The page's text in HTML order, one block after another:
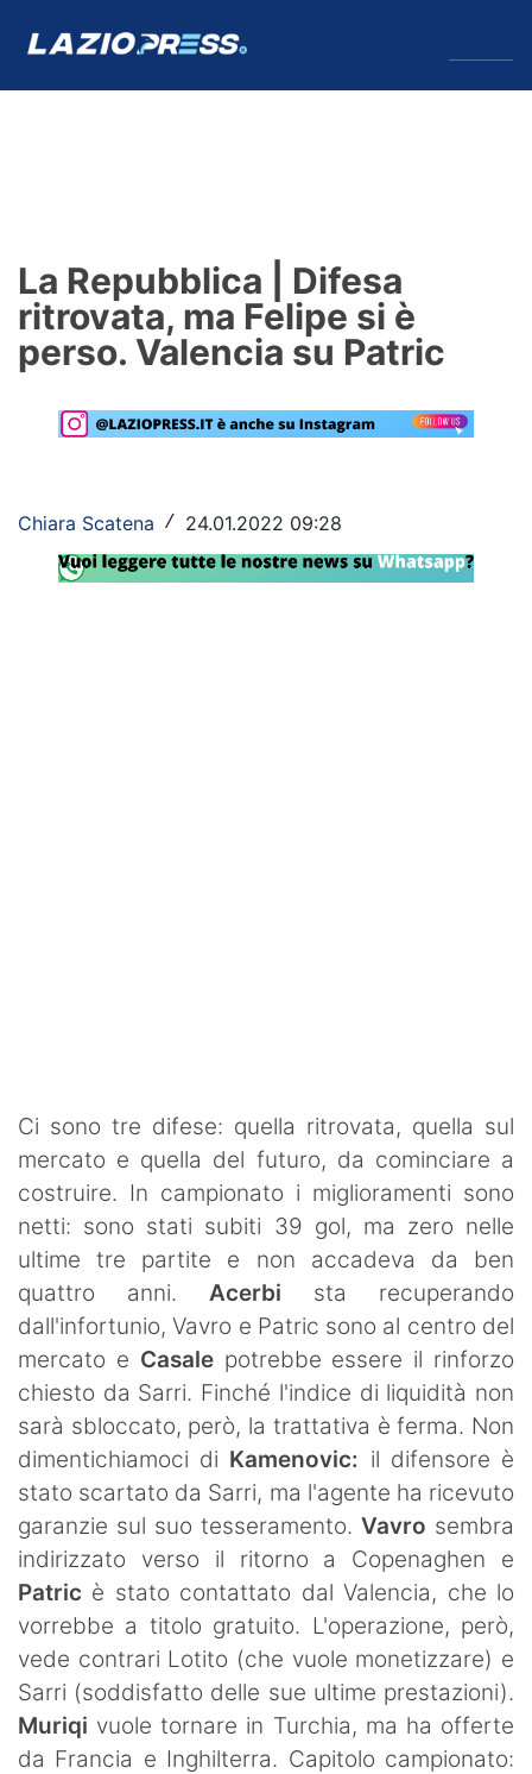
Formello
Infortuni
Primavera
Lazio Women
Rassegna Lazio
Contatti
La Repubblica | Difesa
ritrovata, ma Felipe si è
perso. Valencia su Patric
Chiara Scatena / 24.01.2022 09:28
Ci sono tre difese: quella ritrovata, quella sul
mercato e quella del futuro, da cominciare a
costruire. In campionato i miglioramenti sono
netti: sono stati subiti 39 gol, ma zero nelle
ultime tre partite e non accadeva da ben
quattro anni. Acerbi sta recuperando
dall'infortunio, Vavro e Patric sono al centro del
mercato e Casalepotrebbe essere il rinforzo
chiesto da Sarri. Finché l'indice di liquidità non
sarà sbloccato, però, la trattativa è ferma. Non
dimentichiamoci di Kamenovic: il difensore è
stato scartato da Sarri, ma l'agente ha ricevuto
garanzie sul suo tesseramento. Vavro sembra
indirizzato verso il ritorno a Copenaghen e
Patric è stato contattato dal Valencia, che lo
vorrebbe a titolo gratuito. L'operazione, però,
vede contrari Lotito (che vuole monetizzare) e
Sarri (soddisfatto delle sue ultime prestazioni).
Muriqi vuole tornare in Turchia, ma ha offerte
da Francia e Inghilterra. Capitolo campionato: